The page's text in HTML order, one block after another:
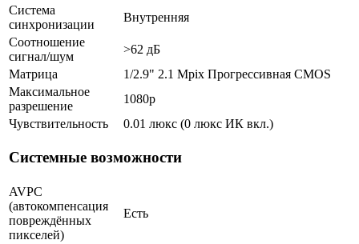
Система
синхронизации
Внутренняя
Соотношение
сигнал/шум
>62 дБ
Матрица
1/2.9" 2.1 Mpix Прогрессивная CMOS
Максимальное
разрешение
1080p
Чувствительность
0.01 люкс (0 люкс ИК вкл.)
Системные возможности
AVPC
(автокомпенсация
повреждённых
пикселей)
Есть